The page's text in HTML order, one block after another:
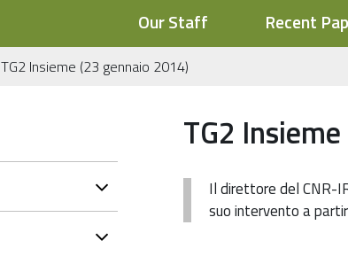
Our Staff Recent
TG2 Insieme (23 gennaio 2014)
TG2
Il direttore del CNR-
suo intervento a